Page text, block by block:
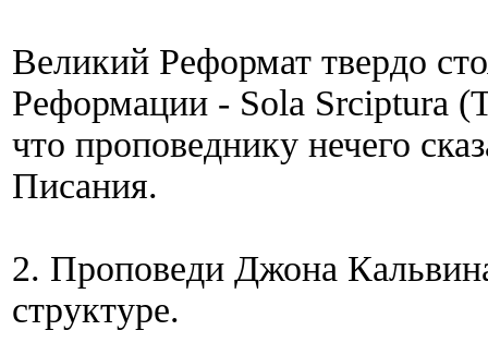
Великий Реформат твердо
Реформации - Sola Srciptura
что проповеднику нечего
Писания.
2. Проповеди Джона
структуре.